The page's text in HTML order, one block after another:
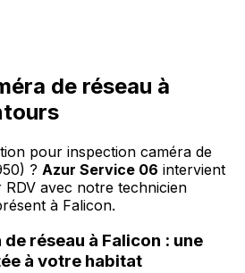
de réseau à
pour inspection caméra de
? Azur Service 06 intervient
avec notre technicien
à Falicon.
réseau à Falicon : une
à votre habitat